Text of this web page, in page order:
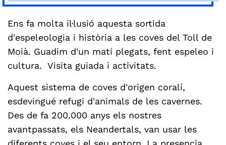
Ens fa molta il·lusió aquesta sortida
d'espeleologia i història a les coves del Toll de
Moià. Guadim d'un matí plegats, fent espeleo i
cultura. Visita guiada i activitats.
Aquest sistema de coves d'origen coralí,
esdevingué refugi d'animals de les cavernes.
Des de fa 200.000 anys els nostres
avantpassats, els Neandertals, van usar les